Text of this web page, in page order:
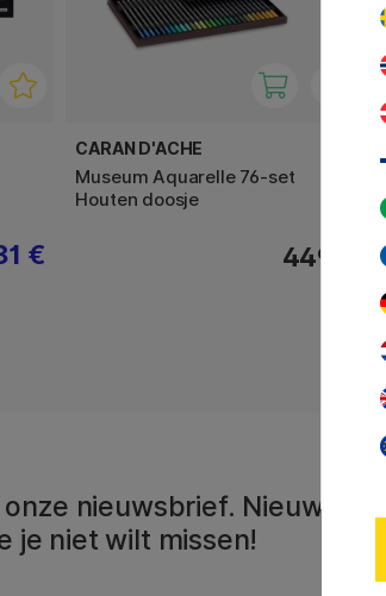
€
CARAN D'ACHE
Museum Aquarelle 76-set
Houten doosje
449 €
nieuwsbrief. Nieuws en
je niet wilt missen!